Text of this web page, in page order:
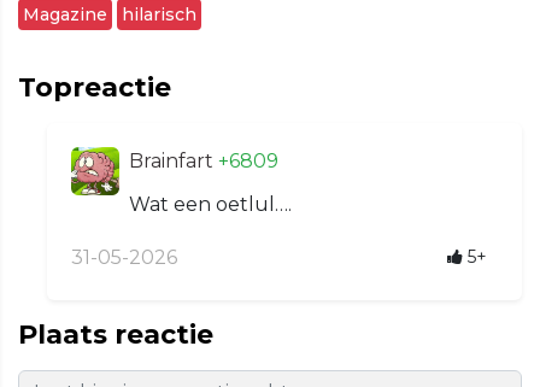
Magazine hilarisch
Topreactie
Brainfart +6809
Wat een oetlul….
31-05-2026 5+
Plaats reactie